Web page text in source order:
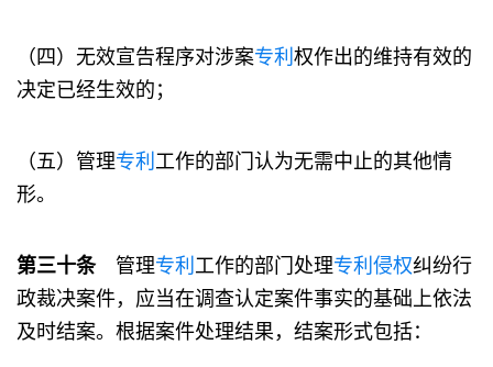
（四）无效宣告程序对涉案专利 权作出的维持有效的
决定已经生效的；
（五）管理专利 工作的部门认为无需中止的其他情
形。
第三十条管理专利 工作的部门处理专利 侵权纠纷行
政裁决案件，应当在调查认定案件事实的基础上依法
及时结案。根据案件处理结果，结案形式包括：